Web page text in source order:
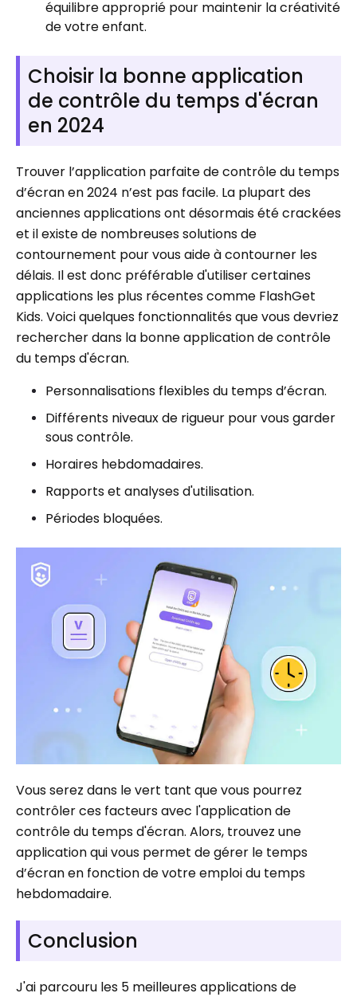
équilibre approprié pour maintenir la créativité
de votre enfant.
Choisir la bonne application
de contrôle du temps d'écran
en 2024
Trouver l’application parfaite de contrôle du temps
d’écran en 2024 n’est pas facile. La plupart des
anciennes applications ont désormais été crackées
et il existe de nombreuses solutions de
contournement pour vous aide à contourner les
délais. Il est donc préférable d'utiliser certaines
applications les plus récentes comme FlashGet
Kids. Voici quelques fonctionnalités que vous devriez
rechercher dans la bonne application de contrôle
du temps d'écran.
Personnalisations flexibles du temps d’écran.
Différents niveaux de rigueur pour vous garder
sous contrôle.
Horaires hebdomadaires.
Rapports et analyses d'utilisation.
Périodes bloquées.
Vous serez dans le vert tant que vous pourrez
contrôler ces facteurs avec l'application de
contrôle du temps d'écran. Alors, trouvez une
application qui vous permet de gérer le temps
d’écran en fonction de votre emploi du temps
hebdomadaire.
Conclusion
J'ai parcouru les 5 meilleures applications de